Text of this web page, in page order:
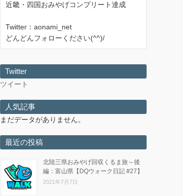
近畿・四国おみやげコンプリート達成
Twitter：aonami_net
どんどんフォローください(^^)/
Twitter
ツイート
人気記事
まだデータがありません。
最近の投稿
北陸三県おみやげ回収くるま旅～後
編：富山県【DQウォーク日記 #27】
2021年7月7日